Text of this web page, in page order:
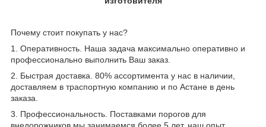
Почему стоит покупать у нас?
1. Оперативность. Наша задача максимально оперативно и
профессионально выполнить Ваш заказ.
2. Быстрая доставка. 80% ассортимента у нас в наличии,
доставляем в траспортную компанию и по Астане в день
заказа.
3. Профессиональность. Поставками порогов для